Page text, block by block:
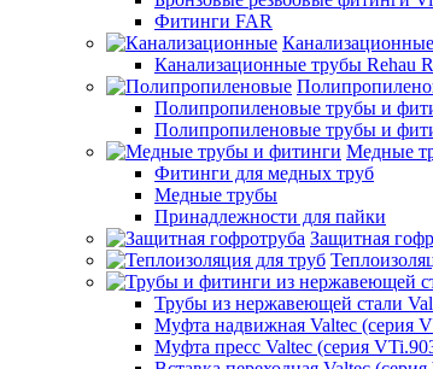
Фитинги FAR
Канализационные
Канализационные трубы Rehau
Полипропиленовые трубы и
Полипропиленовые трубы и
Медные
Фитинги для медных труб
Медные трубы
Принадлежности для пайки
Защитная
Трубы из нержавеющей стали
Муфта надвижная Valtec (серия
Муфта пресс Valtec (серия